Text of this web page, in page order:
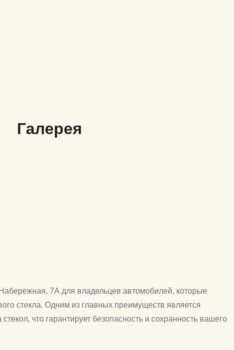
Галерея
7А для владельцев автомобилей, которые
стекла. Одним из главных преимуществ является
что гарантирует безопасность и сохранность вашего